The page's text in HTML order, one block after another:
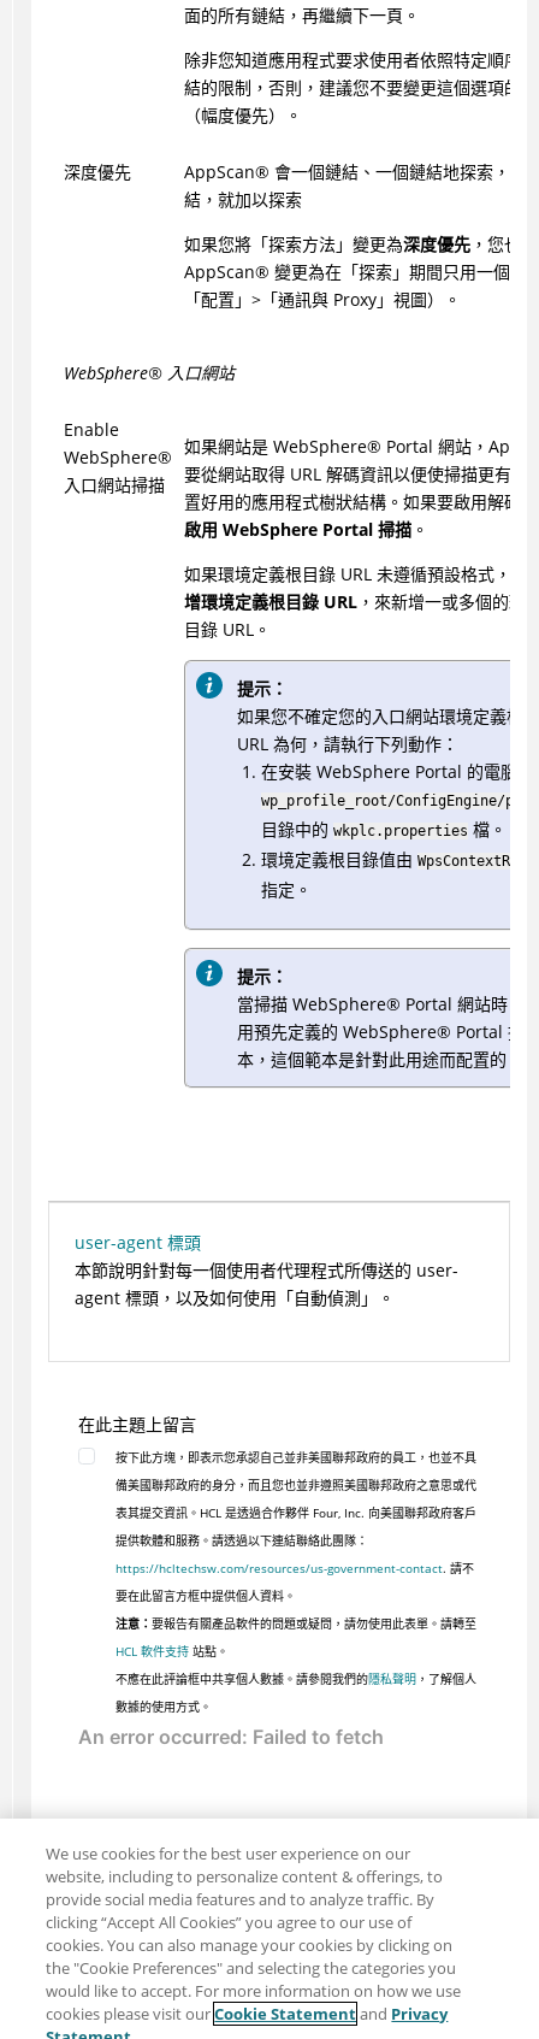
面的所有鏈結，再繼續下一頁。
除非您知道應用程式要求使用者依照特定順序
結的限制，否則，建議您不要變更這個選項的
（幅度優先）。
深度優先 AppScan® 會一個鏈結、一個鏈結地探索，一
結，就加以探索
如果您將「探索方法」變更為深度優先，您也
AppScan® 變更為在「探索」期間只用一個執
「配置」>「通訊與 Proxy」視圖）。
WebSphere®入口網站
Enable
WebSphere®
入口網站掃描
如果網站是 WebSphere® Portal 網站，
要從網站取得 URL 解碼資訊以便使掃描更有效
置好用的應用程式樹狀結構。如果要啟用解碼
啟用 WebSphere Portal 掃描。
如果環境定義根目錄 URL 未遵循預設格式，請
增環境定義根目錄 URL，來新增一或多個的環
目錄 URL。
提示：
如果您不確定您的入口網站環境定義根
URL 為何，請執行下列動作：
在安裝 WebSphere Portal 的電腦上
wp_profile_root/ConfigEngine/
目錄中的 wkplc.properties 檔。
環境定義根目錄值由 WpsContextRoot
指定。
提示：
當掃描 WebSphere® Portal 網站時，
用預先定義的 WebSphere® Portal 掃
本，這個範本是針對此用途而配置的。
user-agent 標頭
本節說明針對每一個使用者代理程式所傳送的 user-
agent 標頭，以及如何使用「自動偵測」。
在此主題上留言
按下此方塊，即表示您承認自己並非美國聯邦政府的員工，也並不具
備美國聯邦政府的身分，而且您也並非遵照美國聯邦政府之意思或代
表其提交資訊。HCL 是透過合作夥伴 Four, Inc. 向美國聯邦政府客戶
提供軟體和服務。請透過以下連結聯絡此團隊：
https://hcltechsw.com/resources/us-government-contact. 請不
要在此留言方框中提供個人資料。
注意： 要報告有關產品軟件的問題或疑問，請勿使用此表單。請轉至
HCL 軟件支持站點。
不應在此評論框中共享個人數據。請參閱我們的隱私聲明，了解個人
數據的使用方式。
分享：電子郵件 推特
We use cookies for the best user experience on our
website, including to personalize content & offerings, to
provide social media features and to analyze traffic. By
clicking “Accept All Cookies” you agree to our use of
cookies. You can also manage your cookies by clicking on
the "Cookie Preferences" and selecting the categories you
would like to accept. For more information on how we use
cookies please visit ourCookie Statementand Privacy